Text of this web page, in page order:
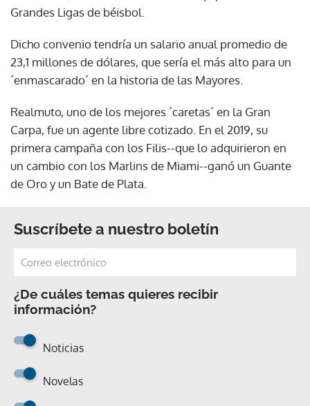
Grandes Ligas de béisbol.
Dicho convenio tendría un salario anual promedio de
23,1 millones de dólares, que sería el más alto para un
´enmascarado´ en la historia de las Mayores.
Realmuto, uno de los mejores ´caretas´ en la Gran
Carpa, fue un agente libre cotizado. En el 2019, su
primera campaña con los Filis--que lo adquirieron en
un cambio con los Marlins de Miami--ganó un Guante
de Oro y un Bate de Plata.
Suscríbete a nuestro boletín
¿De cuáles temas quieres recibir
información?
Noticias
Novelas